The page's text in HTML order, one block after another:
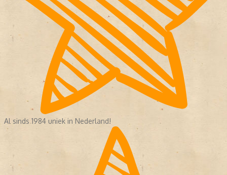
Al sinds 1984 uniek in Nederland!